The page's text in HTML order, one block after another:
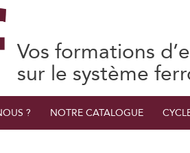
Vos formations
sur le système
? NOTRE CATALOGUE